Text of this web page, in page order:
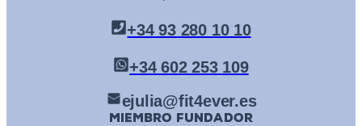
+34 93 280 10 10
+34 602 253 109
ejulia@fit4ever.es
MIEMBRO FUNDADOR